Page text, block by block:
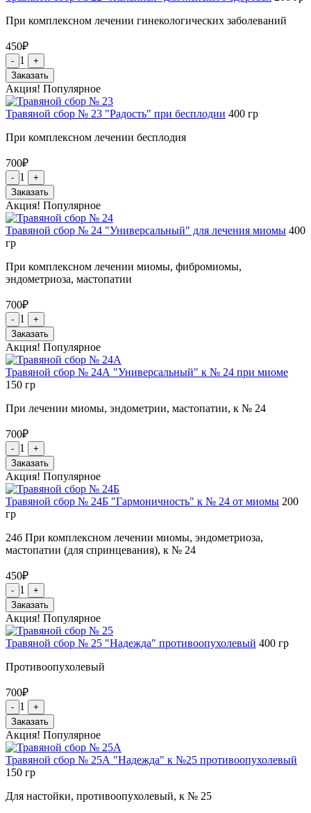
При комплексном лечении гинекологических заболеваний
450₽
- 1
+
Заказать
Акция! Популярное
Травяной сбор № 23 "Радость" при бесплодии 400 гр
При комплексном лечении бесплодия
700₽
- 1
+
Заказать
Акция! Популярное
Травяной сбор № 24 "Универсальный" для лечения миомы 400
гр
При комплексном лечении миомы, фибромиомы,
эндометриоза, мастопатии
700₽
- 1
+
Заказать
Акция! Популярное
Травяной сбор № 24А "Универсальный" к № 24 при миоме
150 гр
При лечении миомы, эндометрии, мастопатии, к № 24
700₽
- 1
+
Заказать
Акция! Популярное
Травяной сбор № 24Б "Гармоничность" к № 24 от миомы 200
гр
24б При комплексном лечении миомы, эндометриоза,
мастопатии (для спринцевания), к № 24
450₽
- 1
+
Заказать
Акция! Популярное
Травяной сбор № 25 "Надежда" противоопухолевый 400 гр
Противоопухолевый
700₽
- 1
+
Заказать
Акция! Популярное
Травяной сбор № 25А "Надежда" к №25 противоопухолевый
150 гр
Для настойки, противоопухолевый, к № 25